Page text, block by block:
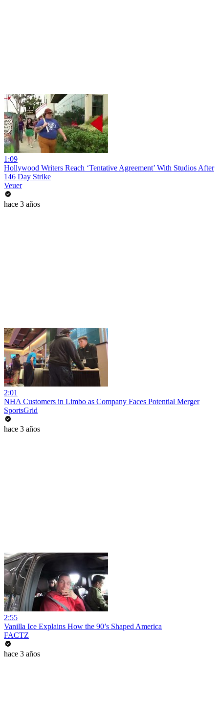
1:09
Hollywood Writers Reach ‘Tentative Agreement’ With Studios After
146 Day Strike
Veuer
hace 3 años
2:01
NHA Customers in Limbo as Company Faces Potential Merger
SportsGrid
hace 3 años
2:55
Vanilla Ice Explains How the 90’s Shaped America
FACTZ
hace 3 años